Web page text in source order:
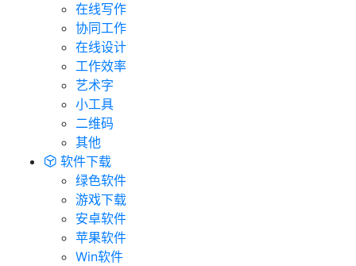
在线写作
协同工作
在线设计
工作效率
艺术字
小工具
二维码
其他
软件下载
绿色软件
游戏下载
安卓软件
苹果软件
Win软件